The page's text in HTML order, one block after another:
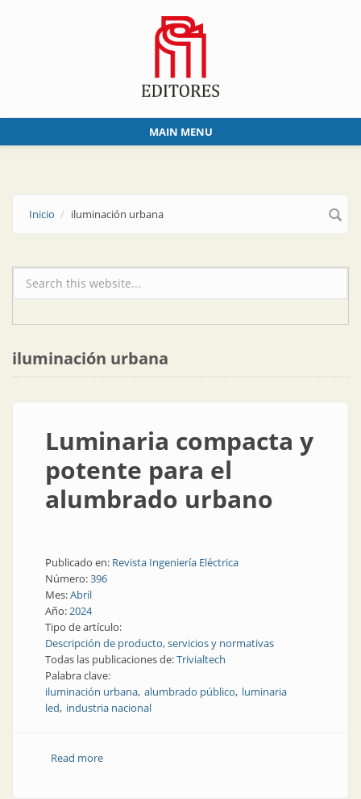
MAIN MENU
Inicio iluminación urbana
Formulario de búsqueda
iluminación urbana
Luminaria compacta y
potente para el
alumbrado urbano
Publicado en: Revista Ingeniería Eléctrica
Número:396
Mes:Abril
Año:2024
Tipo de artículo:
Descripción de producto, servicios y normativas
Todas las publicaciones de:Trivialtech
Palabra clave:
iluminación urbana alumbrado público luminaria
led industria nacional
Read moreabout Luminaria compacta y potente para el